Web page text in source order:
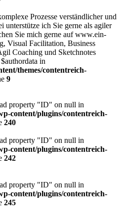
Prozesse verständlicher und
unterstütze ich Sie gerne als agiler
Sie mich gerne auf www.ein-
Visual Facilitation, Business
Coaching und Sketchnotes
in
themes/contentreich-
9
property "ID" on null in
content/plugins/contentreich-
240
property "ID" on null in
content/plugins/contentreich-
242
property "ID" on null in
content/plugins/contentreich-
245